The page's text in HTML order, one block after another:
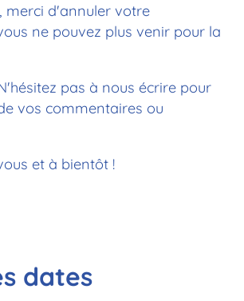
merci d'annuler votre
ne pouvez plus venir pour la
N'hésitez pas à nous écrire pour
vos commentaires ou
et à bientôt !
dates